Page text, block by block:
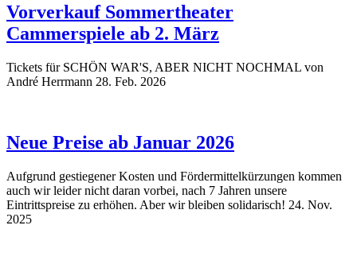
Vorverkauf Sommertheater
Cammerspiele ab 2. März
Tickets für SCHÖN WAR'S, ABER NICHT NOCHMAL von
André Herrmann 28. Feb. 2026
Neue Preise ab Januar 2026
Aufgrund gestiegener Kosten und Fördermittelkürzungen kommen
auch wir leider nicht daran vorbei, nach 7 Jahren unsere
Eintrittspreise zu erhöhen. Aber wir bleiben solidarisch! 24. Nov.
2025